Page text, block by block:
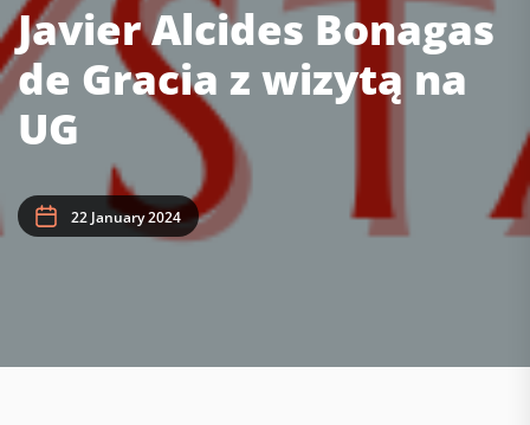
Javier Alcides Bonagas
de Gracia z wizytą na
UG
22 January 2024